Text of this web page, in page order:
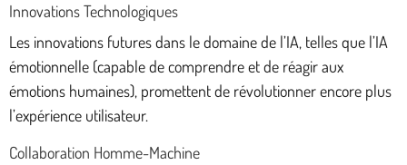
Innovations Technologiques
Les innovations futures dans le domaine de l’IA, telles que l’IA
émotionnelle (capable de comprendre et de réagir aux
émotions humaines), promettent de révolutionner encore plus
l’expérience utilisateur.
Collaboration Homme-Machine